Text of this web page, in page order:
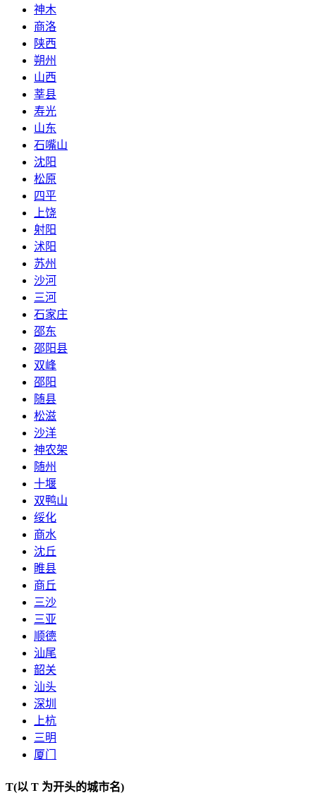
神木
商洛
陕西
朔州
山西
莘县
寿光
山东
石嘴山
沈阳
松原
四平
上饶
射阳
沭阳
苏州
沙河
三河
石家庄
邵东
邵阳县
双峰
邵阳
随县
松滋
沙洋
神农架
随州
十堰
双鸭山
绥化
商水
沈丘
睢县
商丘
三沙
三亚
顺德
汕尾
韶关
汕头
深圳
上杭
三明
厦门
T(以 T 为开头的城市名)